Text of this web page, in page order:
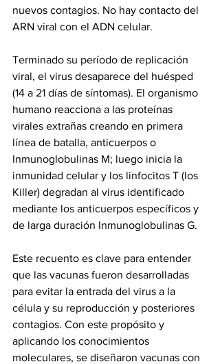
nuevos contagios. No hay contacto del
ARN viral con el ADN celular.
Terminado su período de replicación
viral, el virus desaparece del huésped
(14 a 21 días de síntomas). El organismo
humano reacciona a las proteínas
virales extrañas creando en primera
línea de batalla, anticuerpos o
Inmunoglobulinas M; luego inicia la
inmunidad celular y los linfocitos T (los
Killer) degradan al virus identificado
mediante los anticuerpos específicos y
de larga duración Inmunoglobulinas G.
Este recuento es clave para entender
que las vacunas fueron desarrolladas
para evitar la entrada del virus a la
célula y su reproducción y posteriores
contagios. Con este propósito y
aplicando los conocimientos
moleculares, se diseñaron vacunas con